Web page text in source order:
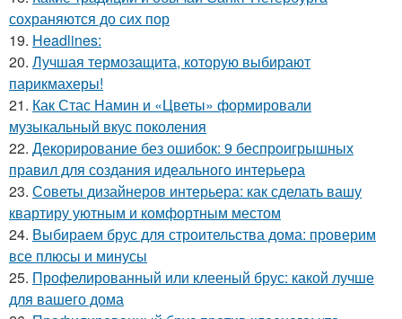
сохраняются до сих пор
19. Headlines:
20. Лучшая термозащита, которую выбирают
парикмахеры!
21. Как Стас Намин и «Цветы» формировали
музыкальный вкус поколения
22. Декорирование без ошибок: 9 беспроигрышных
правил для создания идеального интерьера
23. Советы дизайнеров интерьера: как сделать вашу
квартиру уютным и комфортным местом
24. Выбираем брус для строительства дома: проверим
все плюсы и минусы
25. Профелированный или клееный брус: какой лучше
для вашего дома